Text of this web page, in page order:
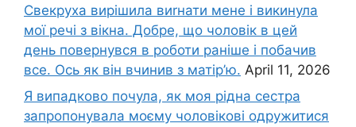
Свекруха вирішила виrнати мене і викинула
мої речі з вікна. Добре, що чоловік в цей
день повернувся в роботи раніше і побачив
все. Ось як він вчинив з матір’ю. April 11, 2026
Я випадково почула, як моя рідна сестра
запропонувала моєму чоловікові одружитися